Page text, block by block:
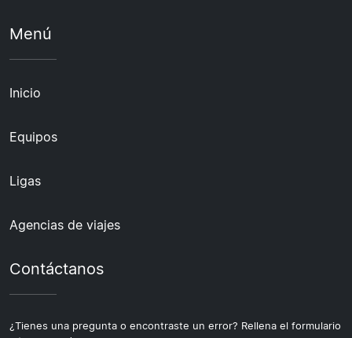
Menú
Inicio
Equipos
Ligas
Agencias de viajes
Contáctanos
¿Tienes una pregunta o encontraste un error? Rellena el formulario